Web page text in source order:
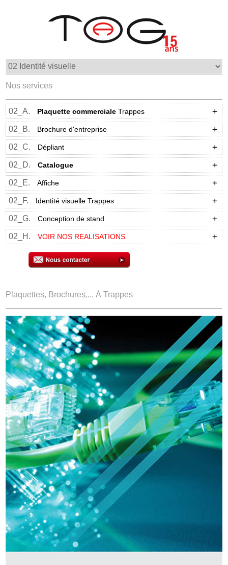
Nos services
02_A. Plaquette commerciale Trappes
02_B. Brochure d'entreprise
02_C. Dépliant
02_D. Catalogue
02_E. Affiche
02_F. Identité visuelle Trappes
02_G. Conception de stand
02_H. VOIR NOS REALISATIONS
Plaquettes, Brochures,... À Trappes